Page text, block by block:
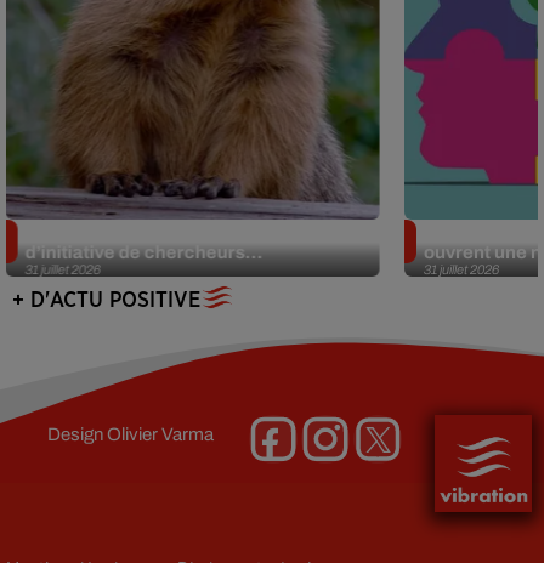
31 juillet 2026
d’initiative de chercheurs...
31 juillet 2026
ouvrent une
+ D'ACTU POSITIVE
DesignOlivier Varma